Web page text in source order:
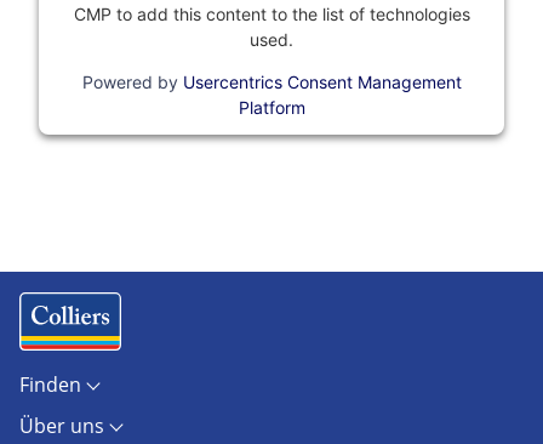
CMP to add this content to the list of technologies
used.
Powered by Usercentrics Consent Management
Platform
Finden
Standorte
Über uns